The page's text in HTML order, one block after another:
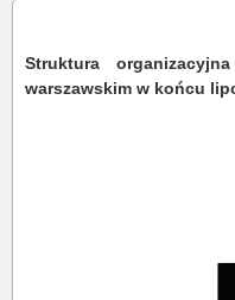
Struktura
warszawskim w końcu